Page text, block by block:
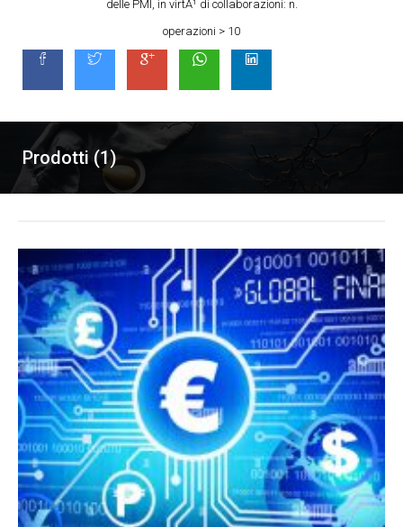
delle PMI, in virtÃ¹ di collaborazioni: n.
operazioni > 10
Prodotti (1)